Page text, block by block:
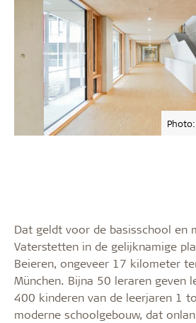
Dat geldt voor de basisschool en
Vaterstetten in de gelijknamige
Beieren, ongeveer 17 kilometer
München. Bijna 50 leraren geven
400 kinderen van de leerjaren 1
moderne schoolgebouw, dat